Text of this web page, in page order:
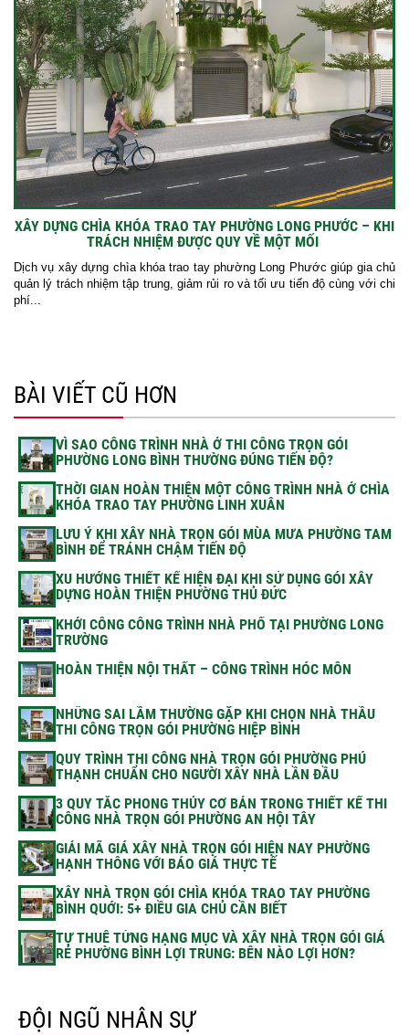
XÂY DỰNG CHÌA KHÓA TRAO TAY PHƯỜNG LONG PHƯỚC – KHI
TRÁCH NHIỆM ĐƯỢC QUY VỀ MỘT MỐI
Dịch vụ xây dựng chìa khóa trao tay phường Long Phước giúp gia chủ
quản lý trách nhiệm tập trung, giảm rủi ro và tối ưu tiến độ cùng với chi
phí...
BÀI VIẾT CŨ HƠN
VÌ SAO CÔNG TRÌNH NHÀ Ở THI CÔNG TRỌN GÓI
PHƯỜNG LONG BÌNH THƯỜNG ĐÚNG TIẾN ĐỘ?
THỜI GIAN HOÀN THIỆN MỘT CÔNG TRÌNH NHÀ Ở CHÌA
KHÓA TRAO TAY PHƯỜNG LINH XUÂN
LƯU Ý KHI XÂY NHÀ TRỌN GÓI MÙA MƯA PHƯỜNG TAM
BÌNH ĐỂ TRÁNH CHẬM TIẾN ĐỘ
XU HƯỚNG THIẾT KẾ HIỆN ĐẠI KHI SỬ DỤNG GÓI XÂY
DỰNG HOÀN THIỆN PHƯỜNG THỦ ĐỨC
KHỞI CÔNG CÔNG TRÌNH NHÀ PHỐ TẠI PHƯỜNG LONG
TRƯỜNG
HOÀN THIỆN NỘI THẤT – CÔNG TRÌNH HÓC MÔN
NHỮNG SAI LẦM THƯỜNG GẶP KHI CHỌN NHÀ THẦU
THI CÔNG TRỌN GÓI PHƯỜNG HIỆP BÌNH
QUY TRÌNH THI CÔNG NHÀ TRỌN GÓI PHƯỜNG PHÚ
THẠNH CHUẨN CHO NGƯỜI XÂY NHÀ LẦN ĐẦU
3 QUY TẮC PHONG THỦY CƠ BẢN TRONG THIẾT KẾ THI
CÔNG NHÀ TRỌN GÓI PHƯỜNG AN HỘI TÂY
GIẢI MÃ GIÁ XÂY NHÀ TRỌN GÓI HIỆN NAY PHƯỜNG
HẠNH THÔNG VỚI BÁO GIÁ THỰC TẾ
XÂY NHÀ TRỌN GÓI CHÌA KHÓA TRAO TAY PHƯỜNG
BÌNH QUỚI: 5+ ĐIỀU GIA CHỦ CẦN BIẾT
TỰ THUÊ TỪNG HẠNG MỤC VÀ XÂY NHÀ TRỌN GÓI GIÁ
RẺ PHƯỜNG BÌNH LỢI TRUNG: BÊN NÀO LỢI HƠN?
ĐỘI NGŨ NHÂN SỰ